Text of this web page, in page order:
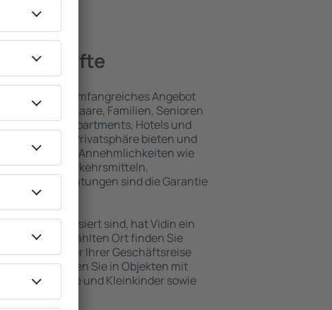
ein umfangreiches Angebot
Paare, Familien, Senioren
können in Apartments, Hotels und
die maximale Privatsphäre bieten und
befinden. Die Annehmlichkeiten wie
Verkehrsmitteln,
Freizeiteinrichtungen sind die Garantie
interessiert sind, hat Vidin ein
dem ausgewählten Ort finden Sie
Urlaubs oder Ihrer Geschäftsreise
in Vidin buchen Sie in Objekten mit
Säuglinge und Kleinkinder sowie
Haustieren.